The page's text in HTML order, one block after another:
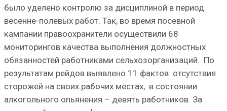
было уделено контролю за дисциплиной в период
весенне-полевых работ. Так, во время посевной
кампании правоохранители осуществили 68
мониторингов качества выполнения должностных
обязанностей работниками сельхозорганизаций. По
результатам рейдов выявлено 11 фактов отсутствия
сторожей на своих рабочих местах, в состоянии
алкогольного опьянения – девять работников. За